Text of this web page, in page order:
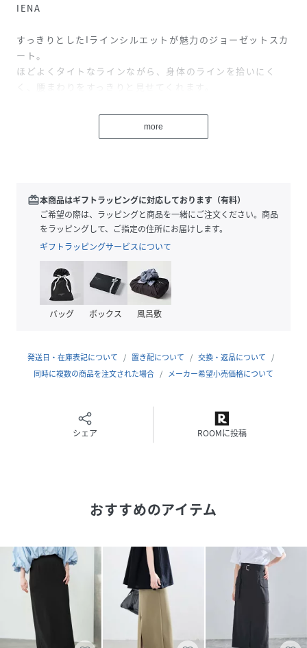
IENA
すっきりとしたIラインシルエットが魅力のジョーゼットスカ
ート。
ほどよくタイトなラインながら、身体のラインを拾いにく
く、腰まわりをすっきりと見せてくれます。
でなめらかな肌あたりも魅力。
さらに、接触冷感・防シワの機能を備えているため、これか
バックスリット入りで足さばきもよく、抜け感のある印象に
仕上げました。
シンプルなデザインで、ボリューム感のあるトップスとも好
相性。きれいめからカジュアルまで幅広く着回せる一着で
＊＊＊＊＊＊＊＊＊＊＊＊＊＊＊＊＊＊＊＊＊＊
透け感：なし
光沢感：なし
生地の厚さ：普通
※取り扱いについては、商品についている品質表示でご確認
※照明の関係により、実際よりも色味が違って見える場合が
と画像のカラーが異なる場合もございます。
予めご了承ください。
※商品の色味は、商品アップ画像をご参照ください。
ブラック着用スタッフ身長：161cm着用サイズ：38
ブラウン着用スタッフ身長：160cm着用サイズ：38
more
redeem本商品はギフトラッピングに対応しております（有料）
ご希望の際は、ラッピングと商品を一緒にご注文ください。商品
をラッピングして、ご指定の住所にお届けします。
ギフトラッピングサービスについて
バッグ ボックス 風呂敷
発送日・在庫表記について 置き配について
交換・返品について
同時に複数の商品を注文された場合
メーカー希望小売価格について
シェア ROOMに投稿
おすすめのアイテム